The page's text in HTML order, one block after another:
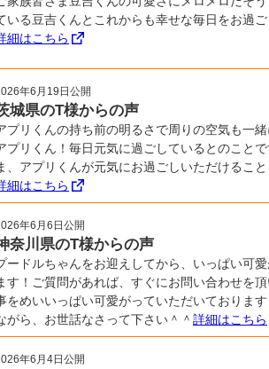
いる豆吉くんとこれからも幸せな毎日をお過ご
細はこちら
年6月19日公開
城県のT様からの声
プリくんの持ち前の明るさで周りの空気も一
プリくん！毎日元気に過ごしているとのこと
、アプリくんが元気にお過ごしいただけること
細はこちら
年6月6日公開
奈川県のT様からの声
ードルちゃんをお迎えしてから、いっぱい可
す！ご質問があれば、すぐにお問い合わせを
をめいいっぱい可愛がっていただいておりま
がら、お世話なさって下さい＾＾ 詳細はこちら
年6月4日公開